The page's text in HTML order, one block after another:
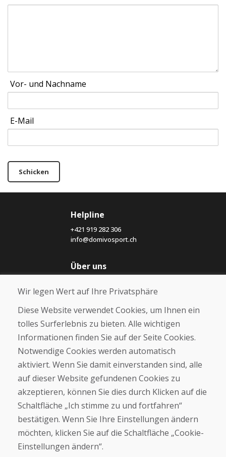
Vor- und Nachname
E-Mail
Schicken
Helpline
+421 919 282 306
info@domivosport.ch
Über uns
Über uns
Kontakt
Kaufen
E-Shop
Geschäftsbedingungen
Zahlung
Beschwerde
Rückgabe und Umtausch von Waren
Cookies
Wir legen Wert auf Ihre Privatsphäre
Diese Website verwendet Cookies, um Ihnen ein
tolles Surferlebnis zu bieten. Alle wichtigen
Informationen finden Sie auf der Seite Cookies.
Notwendige Cookies werden automatisch
aktiviert. Wenn Sie damit einverstanden sind, alle
auf dieser Website gefundenen Cookies zu
akzeptieren, können Sie dies durch Klicken auf die
Schaltfläche „Ich stimme zu und fortfahren“
bestätigen. Wenn Sie Ihre Einstellungen ändern
möchten, klicken Sie auf die Schaltfläche „Cookie-
Einstellungen ändern“.